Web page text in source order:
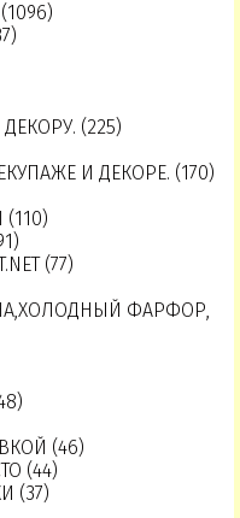
(225)
И ДЕКОРЕ. (170)
(77)
ФАРФОР,
(46)
(44)
(37)